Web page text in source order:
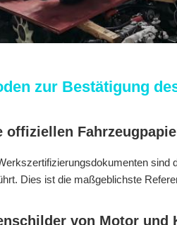
zur Bestätigung
offiziellen
Dies ist die maßgeblichste
von Motor und